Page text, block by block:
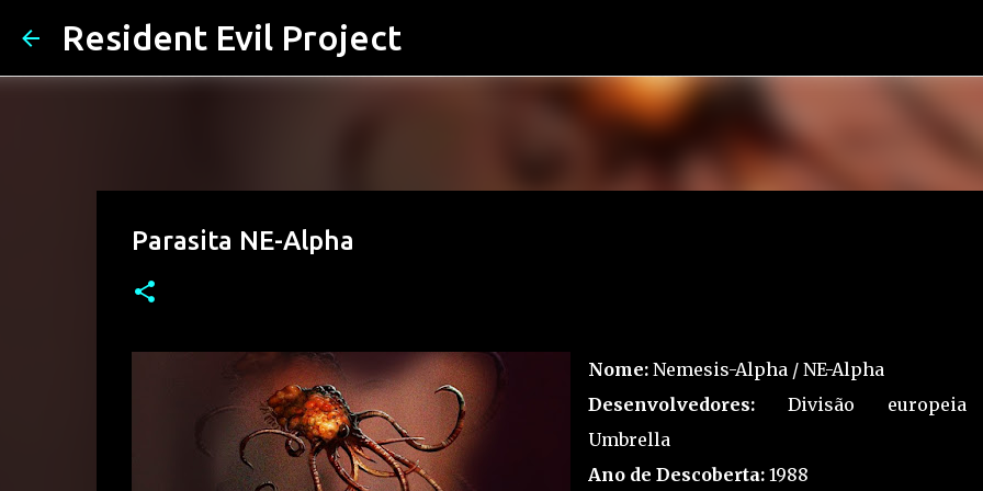
Resident Evil Project
Parasita NE-Alpha
Nome:Nemesis-Alpha / NE-Alpha
Desenvolvedores:Divisão europeia
Umbrella
Ano de Descoberta:1988